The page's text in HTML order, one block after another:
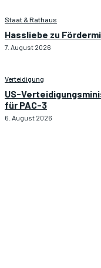
Staat & Rathaus
Hassliebe zu
7. August 2026
Verteidigung
US-
für PAC-3
6. August 2026